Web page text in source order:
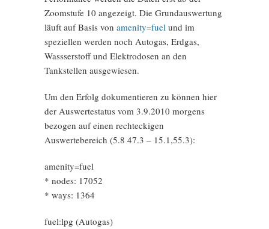
Zoomstufe 10 angezeigt. Die Grundauswertung
läuft auf Basis von amenity=fuel und im
speziellen werden noch Autogas, Erdgas,
Wassserstoff und Elektrodosen an den
Tankstellen ausgewiesen.
Um den Erfolg dokumentieren zu können hier
der Auswertestatus vom 3.9.2010 morgens
bezogen auf einen rechteckigen
Auswertebereich (5.8 47.3 – 15.1,55.3):
amenity=fuel
* nodes: 17052
* ways: 1364
fuel:lpg (Autogas)